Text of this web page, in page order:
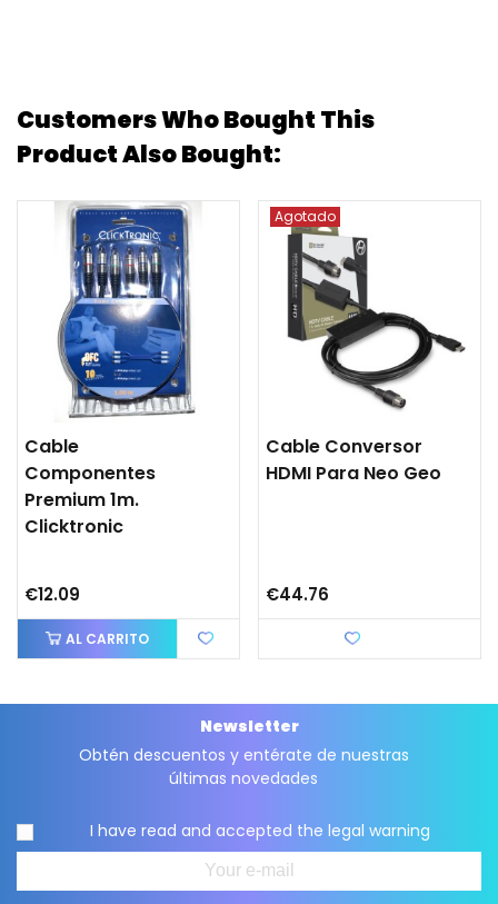
Customers Who Bought This
Product Also Bought:
Cable
Componentes
Premium 1m.
Clicktronic
€12.09
AL CARRITO
Agotado
Cable Conversor
HDMI Para Neo Geo
€44.76
Newsletter
Obtén descuentos y entérate de nuestras
últimas novedades
I have read and accepted the legal warning